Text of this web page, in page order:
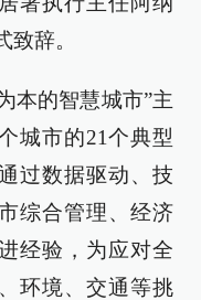
辞。
本的智慧城市”主
城市的21个典型
过数据驱动、技
综合管理、经济
经验，为应对全
环境、交通等挑